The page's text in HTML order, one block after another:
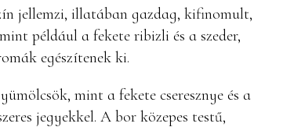
jellemzi, illatában gazdag, kifinomult,
például a fekete ribizli és a szeder,
egészítenek ki.
mint a fekete cseresznye és a
jegyekkel. A bor közepes testű,